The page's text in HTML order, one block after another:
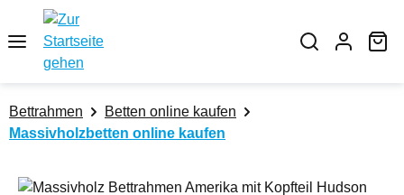
Zum Hauptinhalt springen
Bettrahmen
Betten online kaufen
Massivholzbetten online kaufen
Bildergalerie überspringen